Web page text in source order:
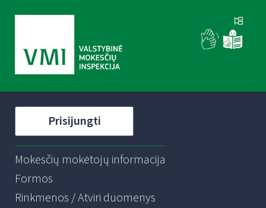
Prisijungti
Mokesčių mokėtojų informacija
Formos
Rinkmenos / Atviri duomenys